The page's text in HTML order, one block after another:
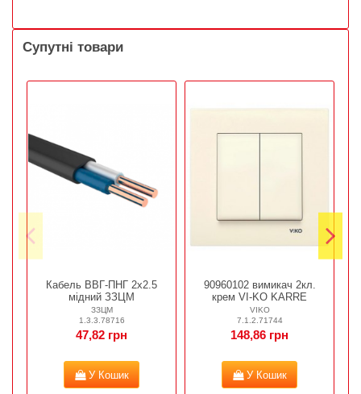
Супутні товари
Кабель ВВГ-ПНГ 2х2.5
мідний ЗЗЦМ
ЗЗЦМ
1.3.3.78716
47,82 грн
У Кошик
90960102 вимикач 2кл.
крем VI-KO KARRE
VIKO
7.1.2.71744
148,86 грн
У Кошик